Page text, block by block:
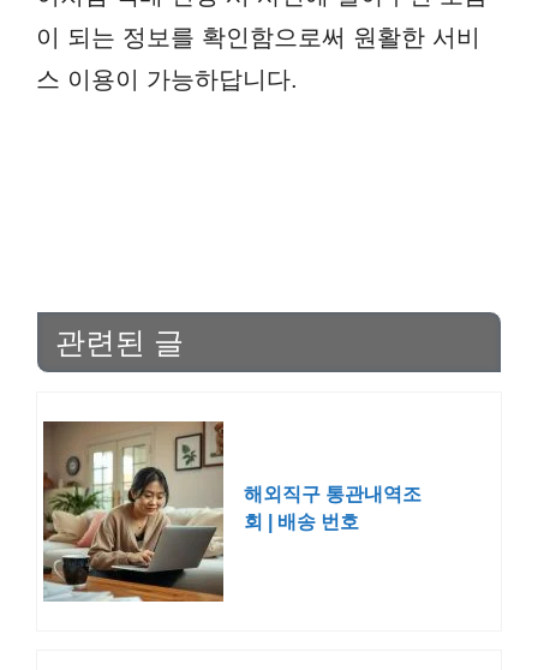
이 되는 정보를 확인함으로써 원활한 서비
스 이용이 가능하답니다.
관련된 글
해외직구 통관내역조
회 | 배송 번호